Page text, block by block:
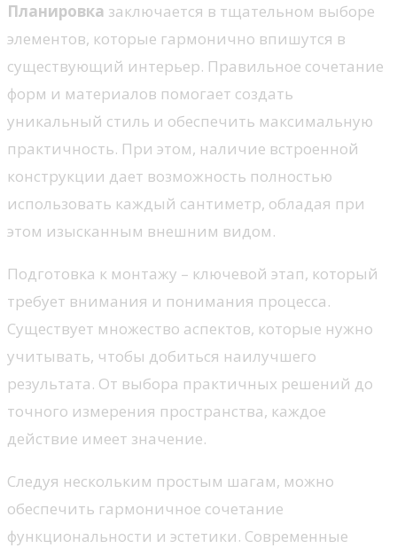
Планировка заключается в тщательном выборе
элементов, которые гармонично впишутся в
существующий интерьер. Правильное сочетание
форм и материалов помогает создать
уникальный стиль и обеспечить максимальную
практичность. При этом, наличие встроенной
конструкции дает возможность полностью
использовать каждый сантиметр, обладая при
этом изысканным внешним видом.
Подготовка к монтажу – ключевой этап, который
требует внимания и понимания процесса.
Существует множество аспектов, которые нужно
учитывать, чтобы добиться наилучшего
результата. От выбора практичных решений до
точного измерения пространства, каждое
действие имеет значение.
Следуя нескольким простым шагам, можно
обеспечить гармоничное сочетание
функциональности и эстетики. Современные